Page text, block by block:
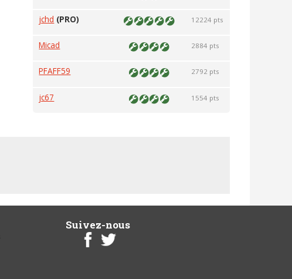
jchd (PRO) 12224 pts
Micad 2884 pts
PFAFF59 2792 pts
jc67 1554 pts
Suivez-nous